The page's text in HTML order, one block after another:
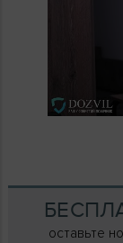
оставьте